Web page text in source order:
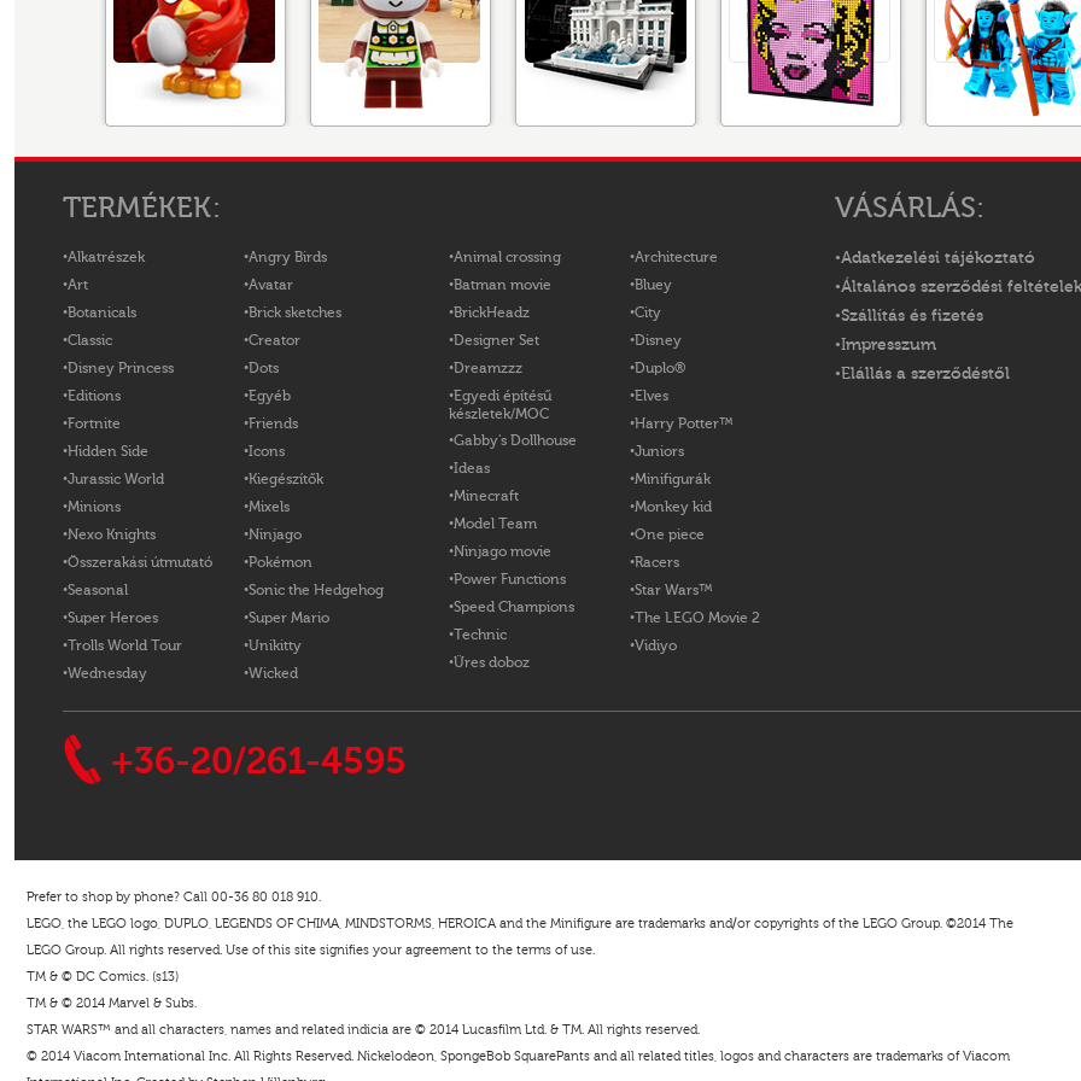
TERMÉKEK:
Alkatrészek
Art
Botanicals
Classic
Disney Princess
Editions
Fortnite
Hidden Side
Jurassic World
Minions
Nexo Knights
Összerakási útmutató
Seasonal
Super Heroes
Trolls World Tour
Wednesday
Angry Birds
Avatar
Brick sketches
Creator
Dots
Egyéb
Friends
Icons
Kiegészítők
Mixels
Ninjago
Pokémon
Sonic the Hedgehog
Super Mario
Unikitty
Wicked
Animal crossing
Batman movie
BrickHeadz
Designer Set
Dreamzzz
Egyedi építésű
készletek/MOC
Gabby's Dollhouse
Ideas
Minecraft
Model Team
Ninjago movie
Power Functions
Speed Champions
Technic
Üres doboz
Architecture
Bluey
City
Disney
Duplo®
Elves
Harry Potter™
Juniors
Minifigurák
Monkey kid
One piece
Racers
Star Wars™
The LEGO Movie 2
Vidiyo
VÁSÁRLÁS:
Adatkezelési tájékoztató
Általános szerződési feltételek
Szállítás és fizetés
Impresszum
Elállás a szerződéstől
+36-20/261-4595
Prefer to shop by phone? Call 00-36 80 018 910.
LEGO, the LEGO logo, DUPLO, LEGENDS OF CHIMA, MINDSTORMS, HEROICA and the Minifigure are trademarks and/or copyrights of the LEGO Group. ©2014 The
LEGO Group. All rights reserved. Use of this site signifies your agreement to the terms of use.
TM & © DC Comics. (s13)
TM & © 2014 Marvel & Subs.
STAR WARS™ and all characters, names and related indicia are © 2014 Lucasfilm Ltd. & TM. All rights reserved.
© 2014 Viacom International Inc. All Rights Reserved. Nickelodeon, SpongeBob SquarePants and all related titles, logos and characters are trademarks of Viacom